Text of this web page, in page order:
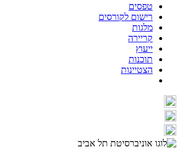
טפסים
רישום לקורסים
מלגות
קריירה
ייעוץ
תוכנות
הצטיינות